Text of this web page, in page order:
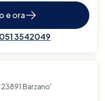
e ora
051 3542049
Barzano'